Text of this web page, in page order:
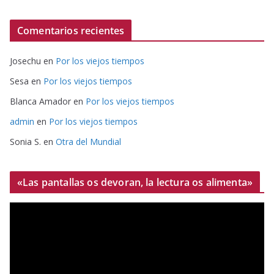
Comentarios recientes
Josechu en Por los viejos tiempos
Sesa en Por los viejos tiempos
Blanca Amador en Por los viejos tiempos
admin en Por los viejos tiempos
Sonia S. en Otra del Mundial
«Las pantallas os devoran, la lectura os alimenta»